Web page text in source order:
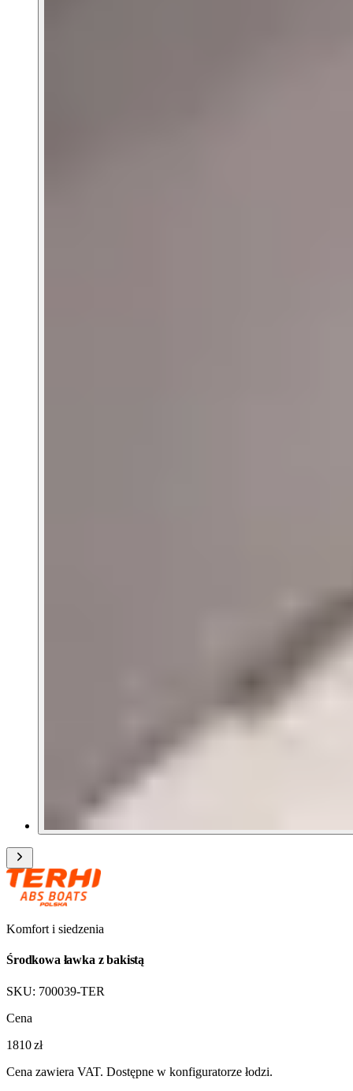
Komfort i siedzenia
Środkowa ławka z bakistą
SKU: 700039-TER
Cena
1810 zł
Cena zawiera VAT. Dostępne w konfiguratorze łodzi.